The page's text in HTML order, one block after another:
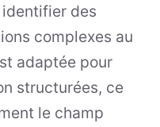
identifier des
complexes au
adaptée pour
structurées, ce
le champ